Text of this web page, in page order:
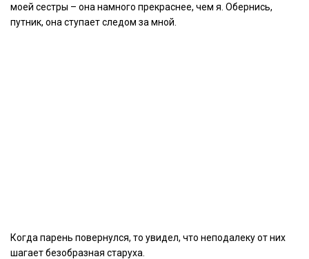
моей сестры – она намного прекраснее, чем я. Обернись,
путник, она ступает следом за мной.
Когда парень повернулся, то увидел, что неподалеку от них
шагает безобразная старуха.